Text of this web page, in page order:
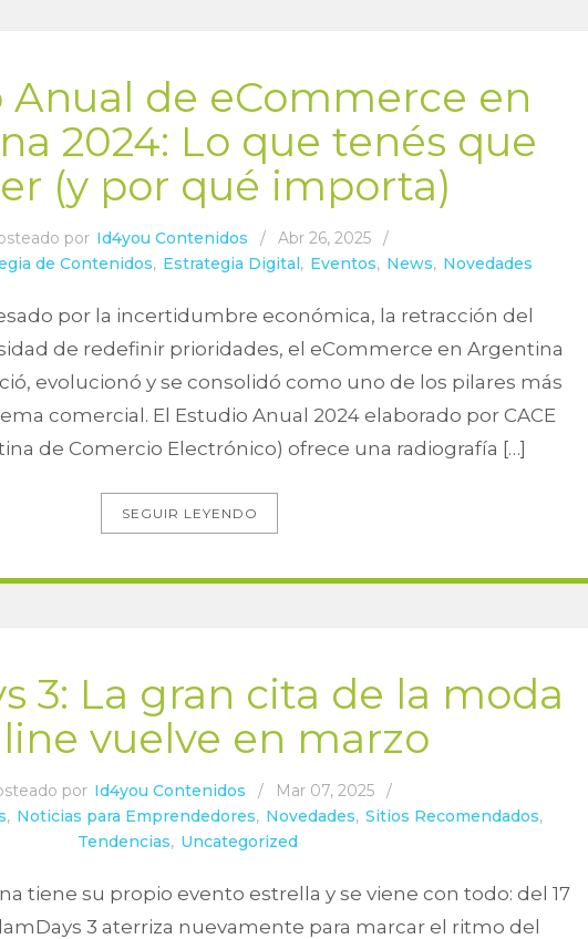
Anual de eCommerce en
2024: Lo que tenés que
(y por qué importa)
por Id4you Contenidos / Abr 26, 2025
/
de Contenidos, Estrategia Digital, Eventos, News, Novedades
por la incertidumbre económica, la retracción del
de redefinir prioridades, el eCommerce en Argentina
evolucionó y se consolidó como uno de los pilares más
comercial. El Estudio Anual 2024 elaborado por CACE
de Comercio Electrónico) ofrece una radiografía […]
SEGUIR LEYENDO
3: La gran cita de la moda
vuelve en marzo
por Id4you Contenidos / Mar 07, 2025
/
, Noticias para Emprendedores, Novedades, Sitios Recomendados,
Tendencias, Uncategorized
tiene su propio evento estrella y se viene con todo: del 17
3 aterriza nuevamente para marcar el ritmo del